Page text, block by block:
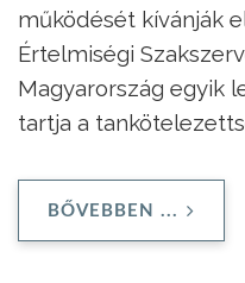
működését kívánják
Értelmiségi
Magyarország egyik
tartja a
BŐVEBBEN ...